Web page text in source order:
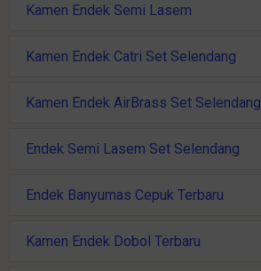
Kamen Endek Semi Lasem
Kamen Endek Catri Set Selendang
Kamen Endek AirBrass Set Selendang
Endek Semi Lasem Set Selendang
Endek Banyumas Cepuk Terbaru
Kamen Endek Dobol Terbaru